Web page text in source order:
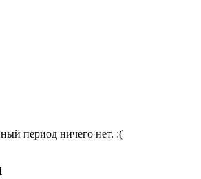
период ничего нет. :(